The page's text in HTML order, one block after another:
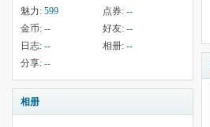
魅力: 599 点券: --
金币: -- 好友: --
日志: -- 相册: --
分享: --
相册